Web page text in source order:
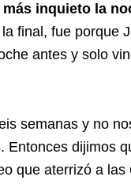
inquieto la
final, fue porque
antes y solo
semanas y no
Entonces dijimos
que aterrizó a las